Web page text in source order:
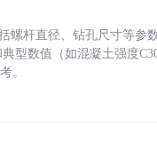
螺杆直径、钻孔尺寸等参
型数值（如混凝土强度
。